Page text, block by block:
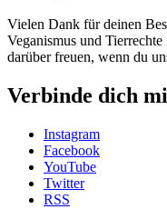
Vielen Dank für deinen
Veganismus und
darüber freuen, wenn du
Verbinde dich
Instagram
Facebook
YouTube
Twitter
RSS